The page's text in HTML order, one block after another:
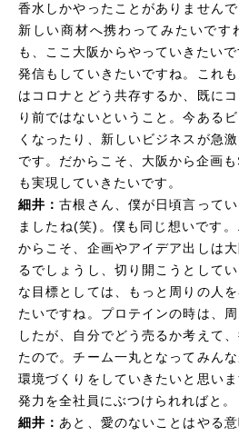
香水しかやったことがありません
新しい商材へ携わってみたいです
も、ここ大阪からやっていきたい
発信もしていきたいですね。これ
はコロナとどう共存するか、既に
り前ではないということ。今ある
くなったり、新しいビジネスが急
です。だからこそ、大阪から企画も
も実現していきたいです。
細井：古根さん、僕が日頃言って
ましたね(笑)。僕も同じ想いです
からこそ、企画やアイデア出しは
るでしょうし、切り開こうとして
な目標としては、もっと周りの人
たいですね。プロテインの時は、
したが、自分でどう売るか考えて
たので。チーム一丸となってみん
環境づくりをしていきたいと思い
発力を全社員にぶつけられればと。
細井：あと、愛のないことはやる